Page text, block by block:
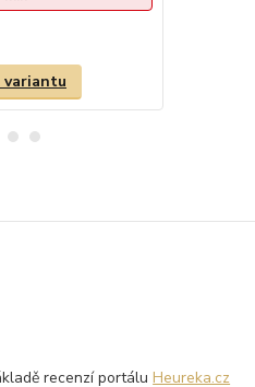
recenzí portáluHeureka.cz